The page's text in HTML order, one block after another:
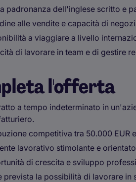
padronanza dell'inglese scritto e
alle vendite e capacità di
a viaggiare a livello
di lavorare in team e di gestire
l'offerta
a tempo indeterminato in
competitiva tra 50.000 EUR
lavorativo stimolante e
di crescita e sviluppo
prevista la possibilità di lavorare in